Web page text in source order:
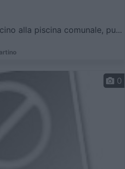
alla piscina comunale, pu...
0